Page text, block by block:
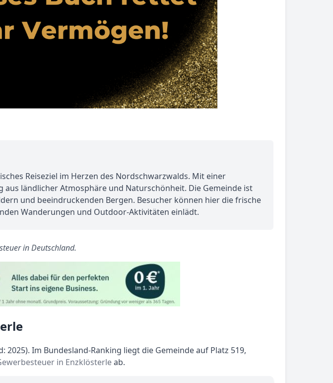
Reiseziel im Herzen des Nordschwarzwalds. Mit einer
ländlicher Atmosphäre und Naturschönheit. Die Gemeinde ist
und beeindruckenden Bergen. Besucher können hier die frische
Wanderungen und Outdoor-Aktivitäten einlädt.
in Deutschland.
Im Bundesland-Ranking liegt die Gemeinde auf Platz 519,
in Enzklösterleab.